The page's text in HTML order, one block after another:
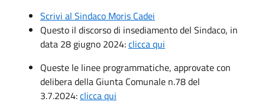
Scrivi al Sindaco Moris Cadei
Questo il discorso di insediamento del Sindaco, in
data 28 giugno 2024:clicca qui
Queste le linee programmatiche, approvate con
delibera della Giunta Comunale n.78 del
3.7.2024:clicca qui